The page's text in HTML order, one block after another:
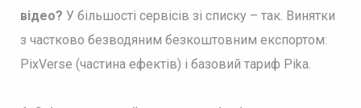
відео? У більшості сервісів зі списку – так. Винятки
з частково безводяним безкоштовним експортом:
PixVerse (частина ефектів) і базовий тариф Pika.